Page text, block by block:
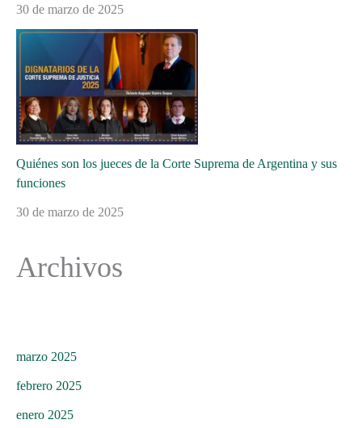
30 de marzo de 2025
Quiénes son los jueces de la Corte Suprema de Argentina y sus
funciones
30 de marzo de 2025
Archivos
marzo 2025
febrero 2025
enero 2025